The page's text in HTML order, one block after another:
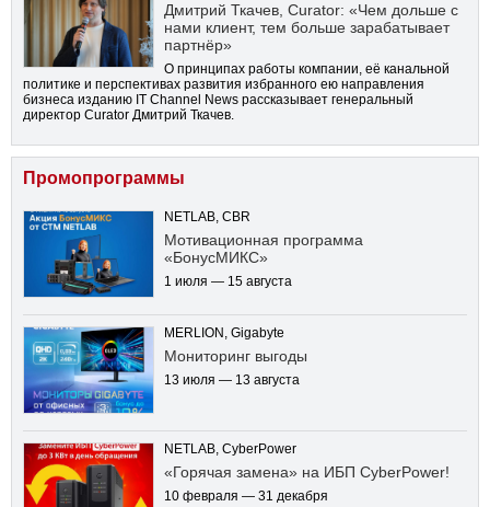
Дмитрий Ткачев, Curator: «Чем дольше с
нами клиент, тем больше зарабатывает
партнёр»
О принципах работы компании, её канальной
политике и перспективах развития избранного ею направления
бизнеса изданию IT Channel News рассказывает генеральный
директор Curator Дмитрий Ткачев.
Промопрограммы
NETLAB, CBR
Мотивационная программа
«БонусМИКС»
1 июля — 15 августа
MERLION, Gigabyte
Мониторинг выгоды
13 июля — 13 августа
NETLAB, CyberPower
«Горячая замена» на ИБП CyberPower!
10 февраля — 31 декабря